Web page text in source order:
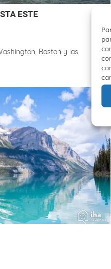
ESTE
Boston y las